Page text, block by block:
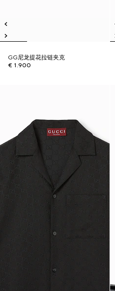
GG尼龙提花拉链夹克
€ 1.900